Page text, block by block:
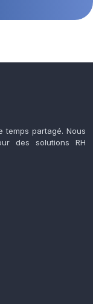
temps partagé. Nous
des solutions RH